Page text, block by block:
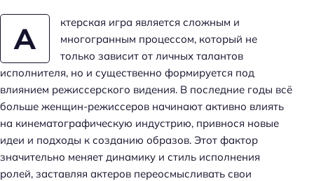
А
ктерская игра является сложным и
многогранным процессом, который не
только зависит от личных талантов
исполнителя, но и существенно формируется под
влиянием режиссерского видения. В последние годы всё
больше женщин-режиссеров начинают активно влиять
на кинематографическую индустрию, привнося новые
идеи и подходы к созданию образов. Этот фактор
значительно меняет динамику и стиль исполнения
ролей, заставляя актеров переосмысливать свои